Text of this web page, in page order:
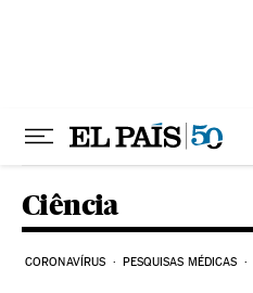
Ciência
CORONAVÍRUS PESQUISAS MÉDICAS